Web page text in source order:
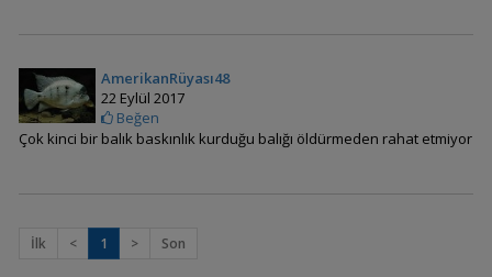
Amphilophus
AmerikanRüyası48
22 Eylül 2017
Beğen
Çok kinci bir balık baskınlık kurduğu balığı öldürmeden rahat etmiyor
İlk < 1 > Son